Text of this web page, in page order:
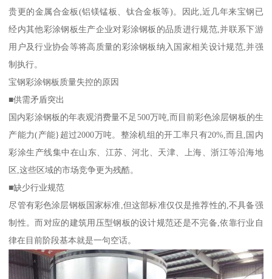
贵更的金属合金板(铝镁锰板、钛合金板等)。因此,近几年来宝钢已
经内其他彩涂钢板生产企业对彩涂钢板的品质进行规范,并联系下游
用户及行业协会等将高质量的彩涂钢板纳入国家相关设计规范,并强
制执行。
宝钢彩涂钢板质量失控的原因
■供需矛盾突出
国内彩涂钢板的年表观消费量不足500万吨,而目前彩色涂层钢板的生
产能力(产能}超过2000万吨。整涂机组的开工率只有20%,而且,国内
彩涂生产线集中在山东、江苏、河北、天津、上海、浙江等沿海地
区,这些区域的市场竞争更为残酷。
■缺少行业规范
尽管有彩色涂层钢板国家标准,但这部标准仅仅是推荐性的,不具备强
制性。而对应的建筑用压型钢板的设计规范还是不完备,依靠行业自
律在目前阶段基本就是一句空话。